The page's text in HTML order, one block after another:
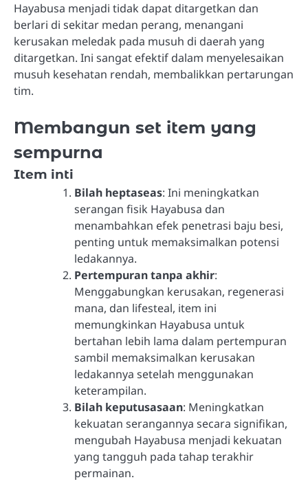
Hayabusa menjadi tidak dapat ditargetkan dan
berlari di sekitar medan perang, menangani
kerusakan meledak pada musuh di daerah yang
ditargetkan. Ini sangat efektif dalam menyelesaikan
musuh kesehatan rendah, membalikkan pertarungan
tim.
Membangun set item yang
sempurna
Item inti
Bilah heptaseas: Ini meningkatkan
serangan fisik Hayabusa dan
menambahkan efek penetrasi baju besi,
penting untuk memaksimalkan potensi
ledakannya.
Pertempuran tanpa akhir:
Menggabungkan kerusakan, regenerasi
mana, dan lifesteal, item ini
memungkinkan Hayabusa untuk
bertahan lebih lama dalam pertempuran
sambil memaksimalkan kerusakan
ledakannya setelah menggunakan
keterampilan.
Bilah keputusasaan: Meningkatkan
kekuatan serangannya secara signifikan,
mengubah Hayabusa menjadi kekuatan
yang tangguh pada tahap terakhir
permainan.